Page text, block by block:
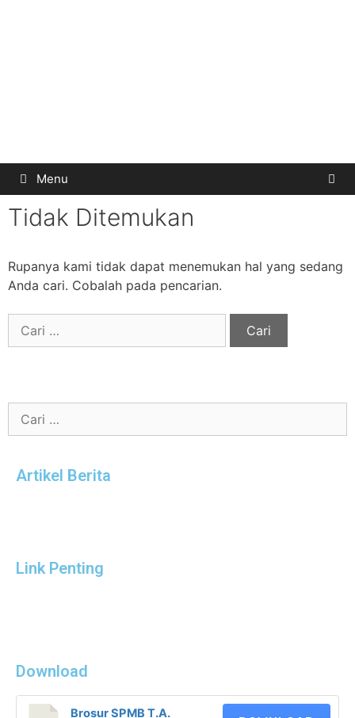
Menu
Tidak Ditemukan
Rupanya kami tidak dapat menemukan hal yang sedang
Anda cari. Cobalah pada pencarian.
Artikel Berita
Link Penting
Download
Brosur SPMB T.A.